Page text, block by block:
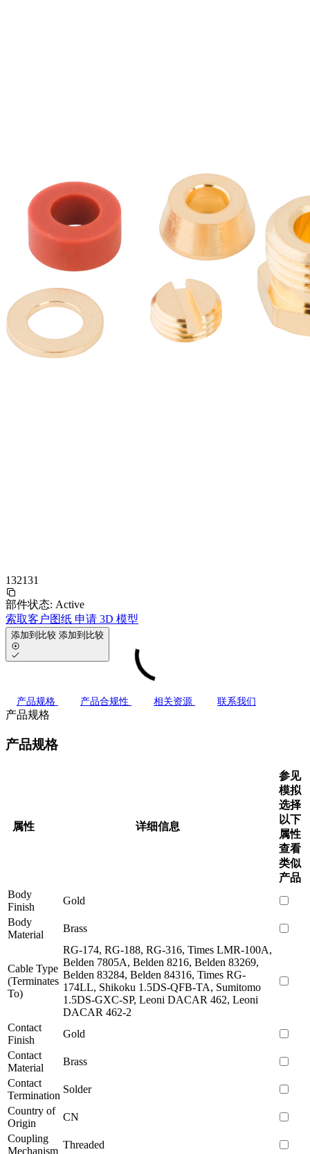
132131
部件状态: Active
索取客户图纸 申请 3D 模型
添加到比较 添加到比较
产品规格 产品合规性 相关资源 联系我们
产品规格
产品规格
属性 详细信息
参见
模拟
选择
以下
属性
查看
类似
产品
Body
Finish
Gold
Body
Material
Brass
Cable Type
(Terminates
To)
RG-174, RG-188, RG-316, Times LMR-100A,
Belden 7805A, Belden 8216, Belden 83269,
Belden 83284, Belden 84316, Times RG-
174LL, Shikoku 1.5DS-QFB-TA, Sumitomo
1.5DS-GXC-SP, Leoni DACAR 462, Leoni
DACAR 462-2
Contact
Finish
Gold
Contact
Material
Brass
Contact
Termination
Solder
Country of
Origin
CN
Coupling
Mechanism
Threaded